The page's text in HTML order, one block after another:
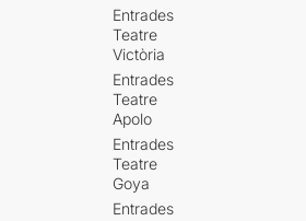
Entrades
Teatre
Victòria
Entrades
Teatre
Apolo
Entrades
Teatre
Goya
Entrades